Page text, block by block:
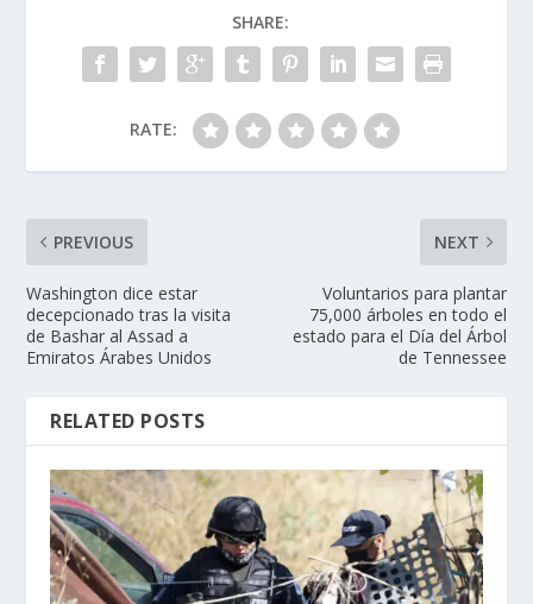
SHARE:
RATE:
PREVIOUS
Washington dice estar
decepcionado tras la visita
de Bashar al Assad a
Emiratos Árabes Unidos
NEXT
Voluntarios para plantar
75,000 árboles en todo el
estado para el Día del Árbol
de Tennessee
RELATED POSTS